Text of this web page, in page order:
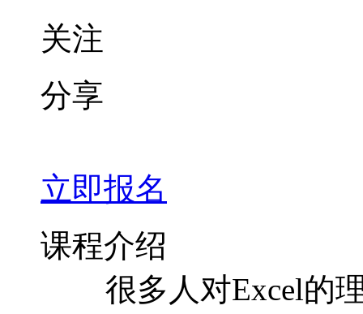
关注
分享
立即报名
课程介绍
很多人对Excel的